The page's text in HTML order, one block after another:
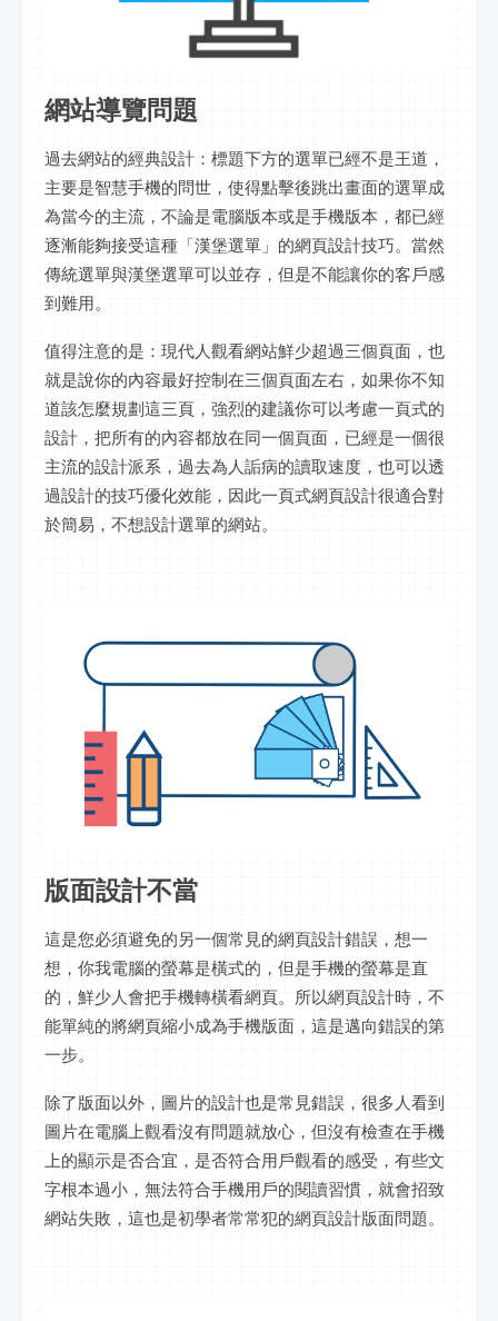
網站導覽問題
過去網站的經典設計：標題下方的選單已經不是王道，
主要是智慧手機的問世，使得點擊後跳出畫面的選單成
為當今的主流，不論是電腦版本或是手機版本，都已經
逐漸能夠接受這種「漢堡選單」的網頁設計技巧。當然
傳統選單與漢堡選單可以並存，但是不能讓你的客戶感
到難用。
值得注意的是：現代人觀看網站鮮少超過三個頁面，也
就是說你的內容最好控制在三個頁面左右，如果你不知
道該怎麼規劃這三頁，強烈的建議你可以考慮一頁式的
設計，把所有的內容都放在同一個頁面，已經是一個很
主流的設計派系，過去為人詬病的讀取速度，也可以透
過設計的技巧優化效能，因此一頁式網頁設計很適合對
於簡易，不想設計選單的網站。
版面設計不當
這是您必須避免的另一個常見的網頁設計錯誤，想一
想，你我電腦的螢幕是橫式的，但是手機的螢幕是直
的，鮮少人會把手機轉橫看網頁。所以網頁設計時，不
能單純的將網頁縮小成為手機版面，這是邁向錯誤的第
一步。
除了版面以外，圖片的設計也是常見錯誤，很多人看到
圖片在電腦上觀看沒有問題就放心，但沒有檢查在手機
上的顯示是否合宜，是否符合用戶觀看的感受，有些文
字根本過小，無法符合手機用戶的閱讀習慣，就會招致
網站失敗，這也是初學者常常犯的網頁設計版面問題。